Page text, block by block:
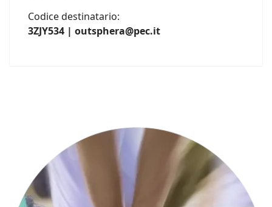
Codice destinatario:
3ZJY534 | outsphera@pec.it